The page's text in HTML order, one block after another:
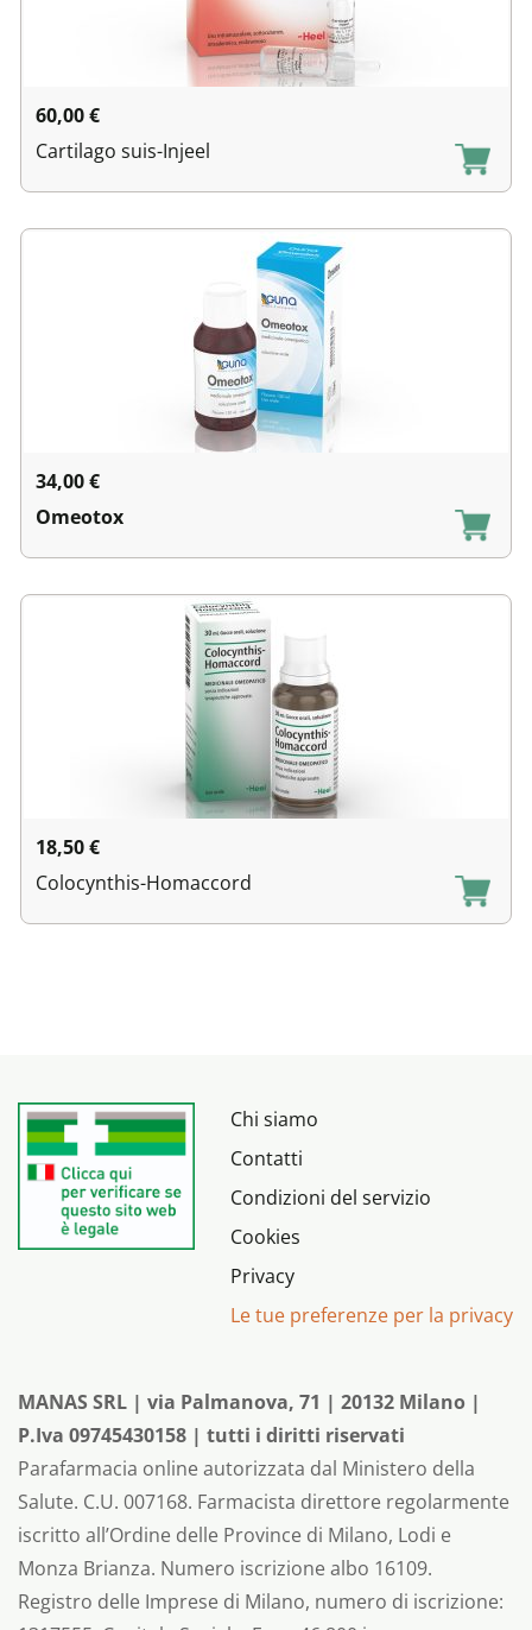
60,00€
Cartilago suis-Injeel
34,00€
Omeotox
18,50€
Colocynthis-Homaccord
Chi siamo
Contatti
Condizioni del servizio
Cookies
Privacy
Le tue preferenze per la privacy
MANAS SRL | via Palmanova, 71 | 20132 Milano |
P.Iva 09745430158 | tutti i diritti riservati
Parafarmacia online autorizzata dal Ministero della
Salute. C.U. 007168. Farmacista direttore regolarmente
iscritto all’Ordine delle Province di Milano, Lodi e
Monza Brianza. Numero iscrizione albo 16109.
Registro delle Imprese di Milano, numero di iscrizione: